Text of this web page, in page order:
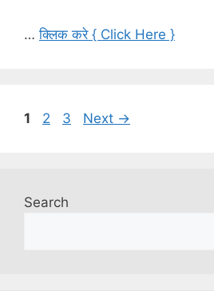
…क्लिक करे { Click Here }
Page
1 Page
2 Page
3 Next →
Search